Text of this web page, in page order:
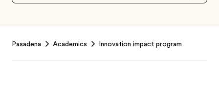
Pasadena Academics Innovation impact program